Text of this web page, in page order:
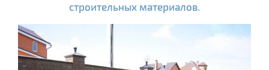
строительных материалов.